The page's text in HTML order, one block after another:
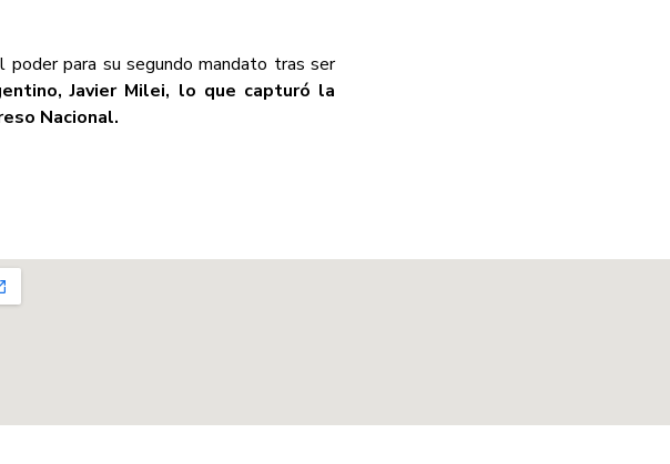
poder para su segundo mandato tras ser
Javier Milei, lo que capturó la
Nacional.